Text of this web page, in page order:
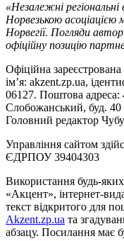
«Незалежні
Норвезькою асоціацією
Норвегії. Погляди
офіційну позицію
Офіційна
ім’я: akzent.zp.ua,
06127. Поштова адреса:
Слобожанський, буд.
Головний редактор
Управління сайтом
ЄДРПОУ 39404303
Використання будь-
«Акцент», інтернет-
текст відкритого для
Akzent.zp.ua та
абзацу. Посилання має